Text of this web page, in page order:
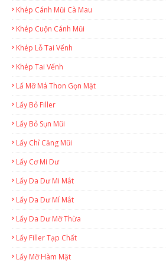
Khép Cánh Mũi Cà Mau
Khép Cuộn Cánh Mũi
Khép Lỗ Tai Vểnh
Khép Tai Vểnh
Lấ Mỡ Má Thon Gọn Mặt
Lấy Bỏ Filler
Lấy Bỏ Sụn Mũi
Lấy Chỉ Căng Mũi
Lấy Cơ Mi Dư
Lấy Da Dư Mi Mắt
Lấy Da Dư Mí Mắt
Lấy Da Dư Mỡ Thừa
Lấy Filler Tạp Chất
Lấy Mỡ Hàm Mặt